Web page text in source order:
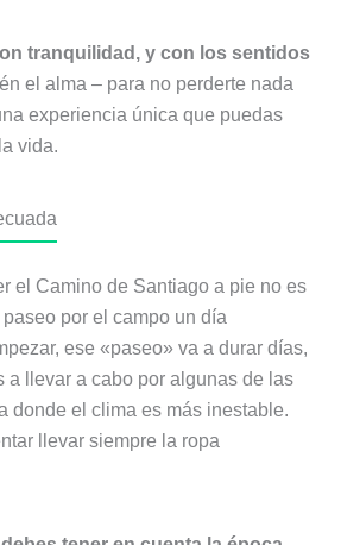
tranquilidad, y con los sentidos
el alma – para no perderte nada
experiencia única que puedas
vida.
el Camino de Santiago a pie no es
por el campo un día
ese «paseo» va a durar días,
a llevar a cabo por algunas de las
donde el clima es más inestable.
llevar siempre la ropa